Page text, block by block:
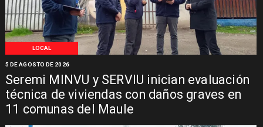
LOCAL
Seremi MINVU y SERVIU inician evaluación
técnica de viviendas con daños graves en
11 comunas del Maule
5 DE AGOSTO DE 2026